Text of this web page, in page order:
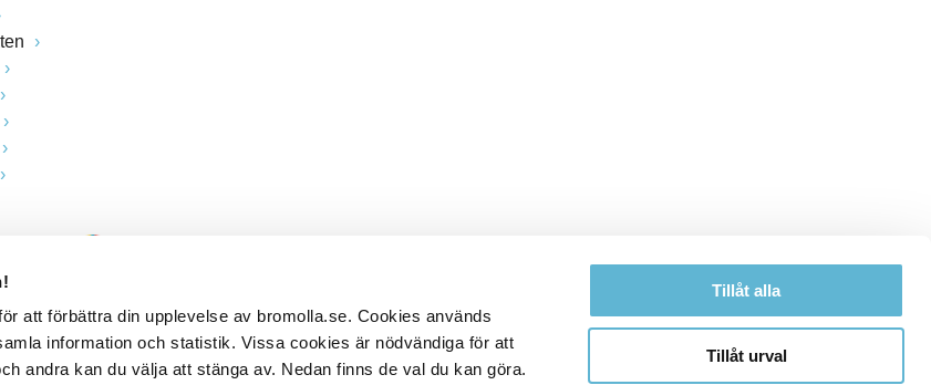
att förbättra din upplevelse av bromolla.se. Cookies används
information och statistik. Vissa cookies är nödvändiga för att
andra kan du välja att stänga av. Nedan finns de val du kan göra.
Tillåt alla
Tillåt urval